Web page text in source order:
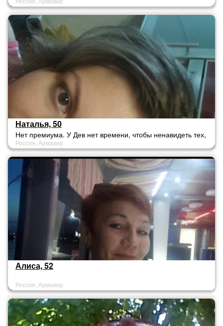
Наталья, 50
Нет премиума. У Дев нет времени, чтобы ненавидеть тех,
кто ненавидит их, потому что они слишком заняты, любя
тех, кто любит их.
Россия, Армавир
Алиса, 52
Россия, Армавир